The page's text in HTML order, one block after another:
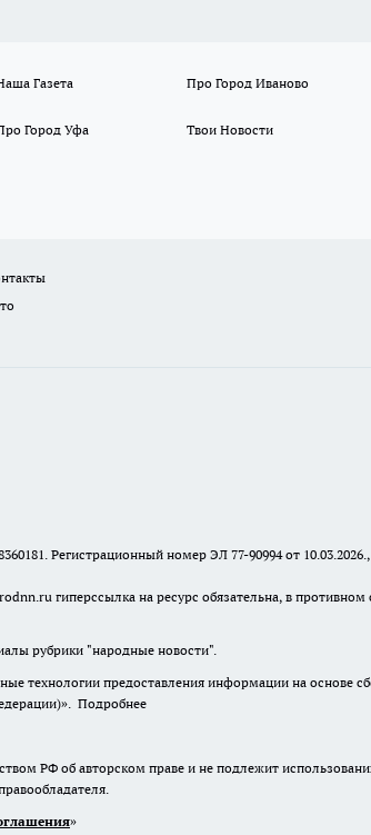
Газета Про Город Иваново
Город Уфа Твои Новости
Регистрационный номер ЭЛ 77-90994 от
гиперссылка на ресурс обязательна, в противном
рубрики "народные новости".
предоставления информации на основе
Подробнее
РФ об авторском праве и не подлежит
»